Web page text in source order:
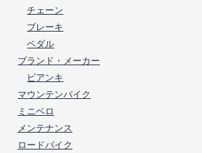
チェーン
ブレーキ
ペダル
ブランド・メーカー
ビアンキ
マウンテンバイク
ミニベロ
メンテナンス
ロードバイク